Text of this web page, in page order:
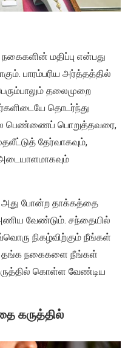
மதிப்பு என்பது
பாரம்பரிய அர்த்தத்தில்
தலைமுறை
தொடர்ந்து
பெண்ணைப் பொறுத்தவரை,
தேர்வாகவும்,
அது போன்ற தாக்கத்தை
வேண்டும். சந்தையில்
நிகழ்விற்கும் நீங்கள்
தங்க நகைகளை நீங்கள்
கொள்ள வேண்டிய
கருத்தில்